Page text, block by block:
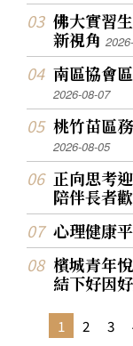
佛大實習
新視角
南區協會
2026-08-07
桃竹苗區
2026-08-05
正向思考
陪伴長者
心理健康
檳城青年
結下好因
1 2 3